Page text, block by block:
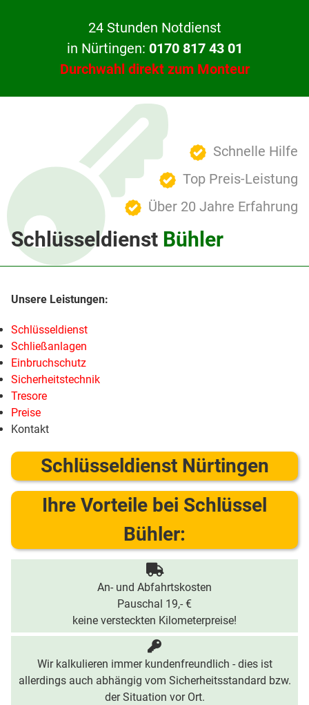
24 Stunden Notdienst
in Nürtingen: 0170 817 43 01
Durchwahl direkt zum Monteur
Schnelle Hilfe
Top Preis-Leistung
Über 20 Jahre Erfahrung
Schlüsseldienst Bühler
Schlüsseldienst
Schließanlagen
Einbruchschutz
Sicherheitstechnik
Tresore
Preise
Kontakt
Schlüsseldienst Nürtingen
Ihre Vorteile bei Schlüssel
Bühler:
An- und Abfahrtskosten
Pauschal 19,- €
keine versteckten Kilometerpreise!
Wir kalkulieren immer kundenfreundlich - dies ist
allerdings auch abhängig vom Sicherheitsstandard bzw.
der Situation vor Ort.